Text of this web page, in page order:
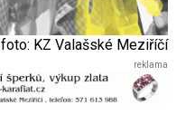
foto: KZ Valašské Meziříčí